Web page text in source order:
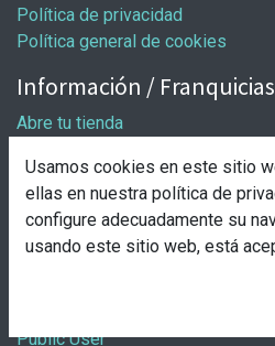
Política de privacidad
Política general de cookies
Información / Franquicias
Abre tu tienda
Solicitud de apertura
Comprar
Entrega y pago
Public User
Usamos cookies en este sitio
ellas en nuestra política de
configure adecuadamente su
usando este sitio web, está